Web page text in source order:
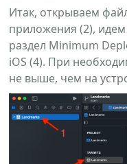
Итак, открываем
приложения (2),
раздел Minimum
iOS (4). При
не выше, чем на